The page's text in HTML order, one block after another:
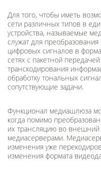
Для того, чтобы иметь
сети различных типов в
устройства, называемые
служат для
цифровых сигналов в
сетях с пакетной
транскодирования
обработку тональных
сопутствующие задачи.
Функционал медиашлюза
когда помимо
их трансляцию во внешний
медиасерверами.
изменения уже
изменения формата